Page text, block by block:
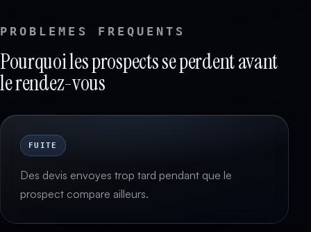
PROBLEMES FREQUENTS
Pourquoi les prospects se perdent avant
le rendez-vous
FUITE
Des devis envoyes trop tard pendant que le
prospect compare ailleurs.